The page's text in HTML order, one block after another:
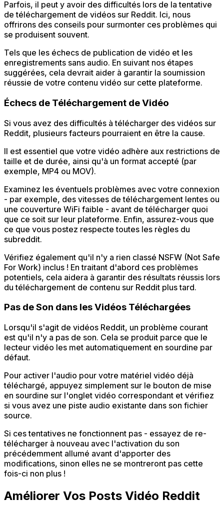
Parfois, il peut y avoir des difficultés lors de la tentative
de téléchargement de vidéos sur Reddit. Ici, nous
offrirons des conseils pour surmonter ces problèmes qui
se produisent souvent.
Tels que les échecs de publication de vidéo et les
enregistrements sans audio. En suivant nos étapes
suggérées, cela devrait aider à garantir la soumission
réussie de votre contenu vidéo sur cette plateforme.
Échecs de Téléchargement de Vidéo
Si vous avez des difficultés à télécharger des vidéos sur
Reddit, plusieurs facteurs pourraient en être la cause.
Il est essentiel que votre vidéo adhère aux restrictions de
taille et de durée, ainsi qu'à un format accepté (par
exemple, MP4 ou MOV).
Examinez les éventuels problèmes avec votre connexion
- par exemple, des vitesses de téléchargement lentes ou
une couverture WiFi faible - avant de télécharger quoi
que ce soit sur leur plateforme. Enfin, assurez-vous que
ce que vous postez respecte toutes les règles du
subreddit.
Vérifiez également qu'il n'y a rien classé NSFW (Not Safe
For Work) inclus ! En traitant d'abord ces problèmes
potentiels, cela aidera à garantir des résultats réussis lors
du téléchargement de contenu sur Reddit plus tard.
Pas de Son dans les Vidéos Téléchargées
Lorsqu'il s'agit de vidéos Reddit, un problème courant
est qu'il n'y a pas de son. Cela se produit parce que le
lecteur vidéo les met automatiquement en sourdine par
défaut.
Pour activer l'audio pour votre matériel vidéo déjà
téléchargé, appuyez simplement sur le bouton de mise
en sourdine sur l'onglet vidéo correspondant et vérifiez
si vous avez une piste audio existante dans son fichier
source.
Si ces tentatives ne fonctionnent pas - essayez de re-
télécharger à nouveau avec l'activation du son
précédemment allumé avant d'apporter des
modifications, sinon elles ne se montreront pas cette
fois-ci non plus !
Améliorer Vos Posts Vidéo Reddit